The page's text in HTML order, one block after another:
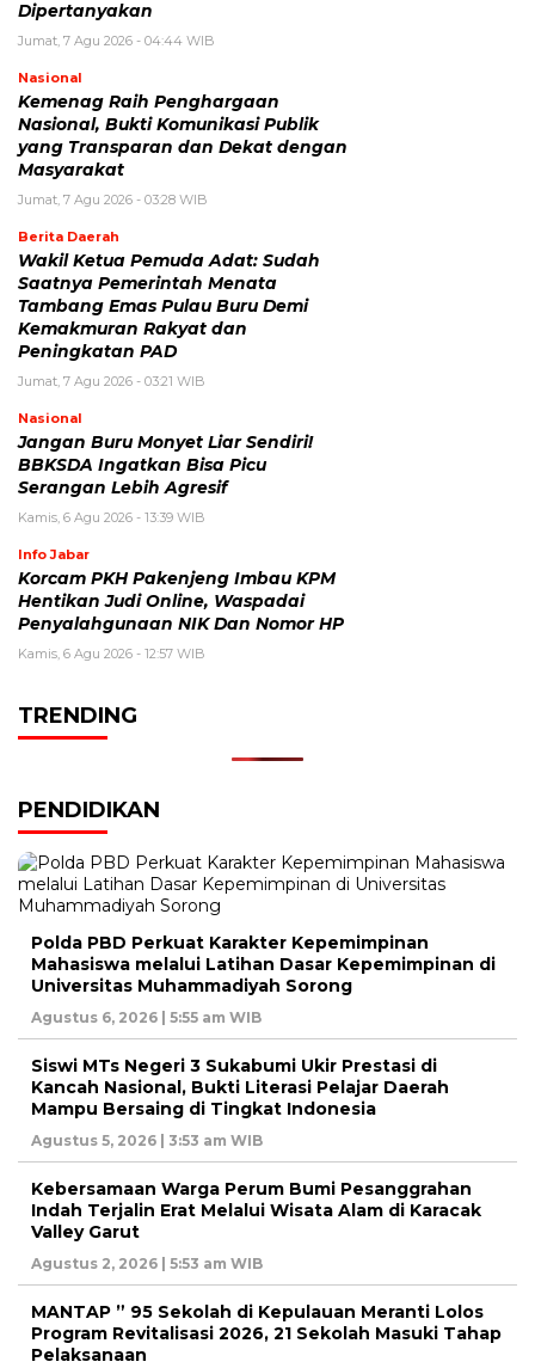
Dipertanyakan
Jumat, 7 Agu 2026 - 04:44 WIB
Nasional
Kemenag Raih Penghargaan
Nasional, Bukti Komunikasi Publik
yang Transparan dan Dekat dengan
Masyarakat
Jumat, 7 Agu 2026 - 03:28 WIB
Berita Daerah
Wakil Ketua Pemuda Adat: Sudah
Saatnya Pemerintah Menata
Tambang Emas Pulau Buru Demi
Kemakmuran Rakyat dan
Peningkatan PAD
Jumat, 7 Agu 2026 - 03:21 WIB
Nasional
Jangan Buru Monyet Liar Sendiri!
BBKSDA Ingatkan Bisa Picu
Serangan Lebih Agresif
Kamis, 6 Agu 2026 - 13:39 WIB
Info Jabar
Korcam PKH Pakenjeng Imbau KPM
Hentikan Judi Online, Waspadai
Penyalahgunaan NIK Dan Nomor HP
Kamis, 6 Agu 2026 - 12:57 WIB
TRENDING
PENDIDIKAN
Polda PBD Perkuat Karakter Kepemimpinan
Mahasiswa melalui Latihan Dasar Kepemimpinan di
Universitas Muhammadiyah Sorong
Agustus 6, 2026 | 5:55 am WIB
Siswi MTs Negeri 3 Sukabumi Ukir Prestasi di
Kancah Nasional, Bukti Literasi Pelajar Daerah
Mampu Bersaing di Tingkat Indonesia
Agustus 5, 2026 | 3:53 am WIB
Kebersamaan Warga Perum Bumi Pesanggrahan
Indah Terjalin Erat Melalui Wisata Alam di Karacak
Valley Garut
Agustus 2, 2026 | 5:53 am WIB
MANTAP ” 95 Sekolah di Kepulauan Meranti Lolos
Program Revitalisasi 2026, 21 Sekolah Masuki Tahap
Pelaksanaan